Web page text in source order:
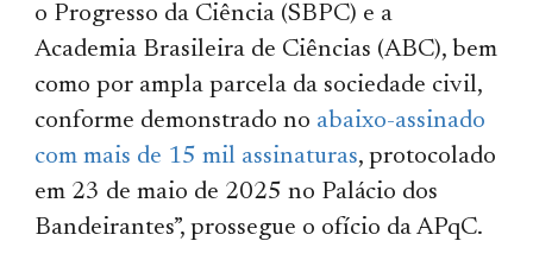
o Progresso da Ciência (SBPC) e a
Academia Brasileira de Ciências (ABC), bem
como por ampla parcela da sociedade civil,
conforme demonstrado no abaixo-assinado
com mais de 15 mil assinaturas, protocolado
em 23 de maio de 2025 no Palácio dos
Bandeirantes”, prossegue o ofício da APqC.